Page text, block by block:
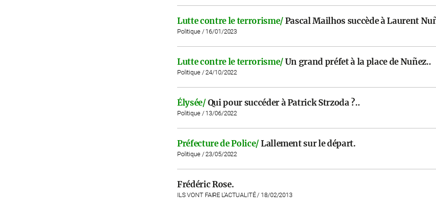
Lutte contre le terrorisme/Pascal Mailhos succède à Laurent
Politique / 16/01/2023
Lutte contre le terrorisme/Un grand préfet à la place de Nuñez..
Politique / 24/10/2022
Élysée/Qui pour succéder à Patrick Strzoda ?..
Politique / 13/06/2022
Préfecture de Police/Lallement sur le départ.
Politique / 23/05/2022
Frédéric Rose.
ILS VONT FAIRE L'ACTUALITÉ / 18/02/2013